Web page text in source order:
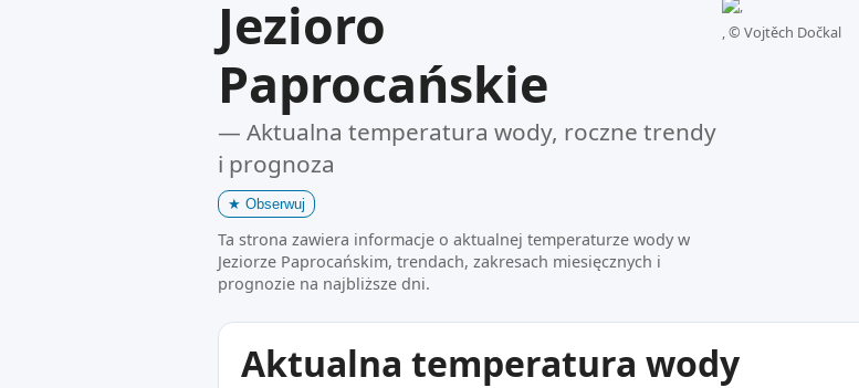
Jezioro
Paprocańskie
— Aktualna temperatura wody, roczne trendy
i prognoza
★ Obserwuj
Ta strona zawiera informacje o aktualnej temperaturze wody w
Jeziorze Paprocańskim, trendach, zakresach miesięcznych i
prognozie na najbliższe dni.
, © Vojtěch Dočkal
Aktualna temperatura wody